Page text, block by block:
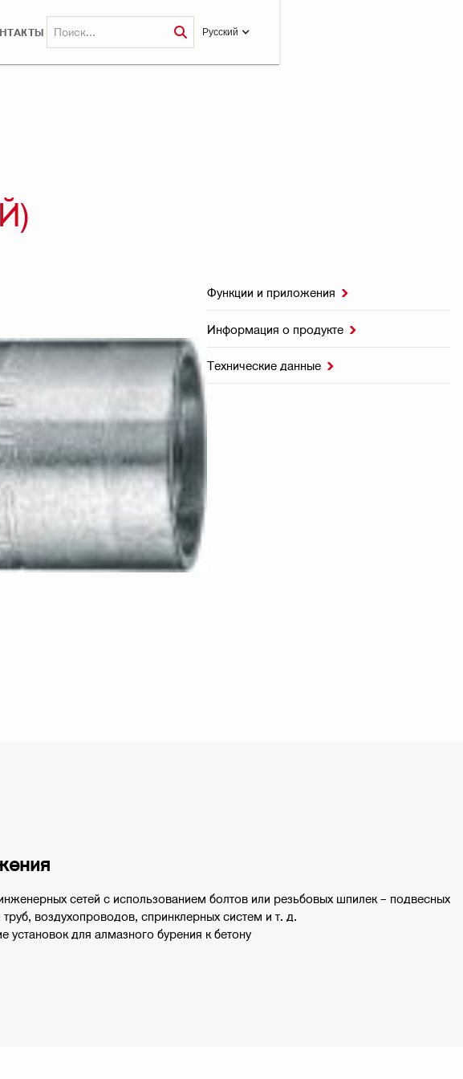
Pусский
Функции и приложения 
Информация о продукте 
Технические данные 
сетей с использованием болтов или резьбовых шпилек – подвесных
воздухопроводов, спринклерных систем и т. д.
установок для алмазного бурения к бетону